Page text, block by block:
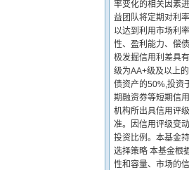
率变化的相关因素
益团队将定期对利
以达到利用市场利
性、盈利能力、偿
极发掘信用利差具
级为AA+级及以上
债资产的50%,投资
期融资券等短期信
机构所出具信用评
准。因信用评级变
投资比例。本基金
选择策略 本基金根
性和容量、市场的